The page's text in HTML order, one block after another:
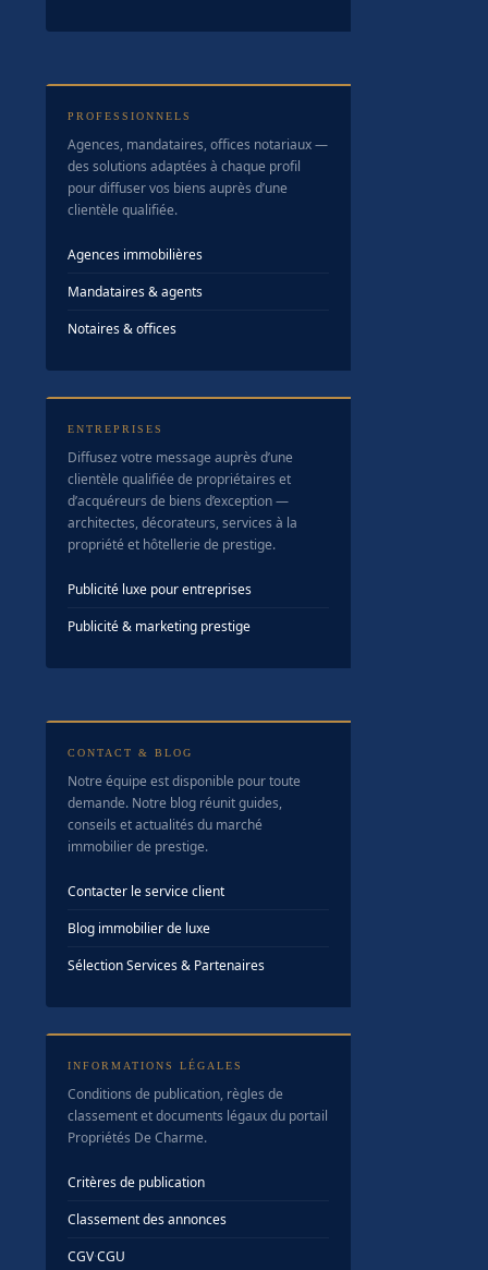
PROFESSIONNELS
Agences, mandataires, offices notariaux —
des solutions adaptées à chaque profil
pour diffuser vos biens auprès d’une
clientèle qualifiée.
Agences immobilières
Mandataires & agents
Notaires & offices
ENTREPRISES
Diffusez votre message auprès d’une
clientèle qualifiée de propriétaires et
d’acquéreurs de biens d’exception —
architectes, décorateurs, services à la
propriété et hôtellerie de prestige.
Publicité luxe pour entreprises
Publicité & marketing prestige
CONTACT & BLOG
Notre équipe est disponible pour toute
demande. Notre blog réunit guides,
conseils et actualités du marché
immobilier de prestige.
Contacter le service client
Blog immobilier de luxe
Sélection Services & Partenaires
INFORMATIONS LÉGALES
Conditions de publication, règles de
classement et documents légaux du portail
Propriétés De Charme.
Critères de publication
Classement des annonces
CGV·CGU